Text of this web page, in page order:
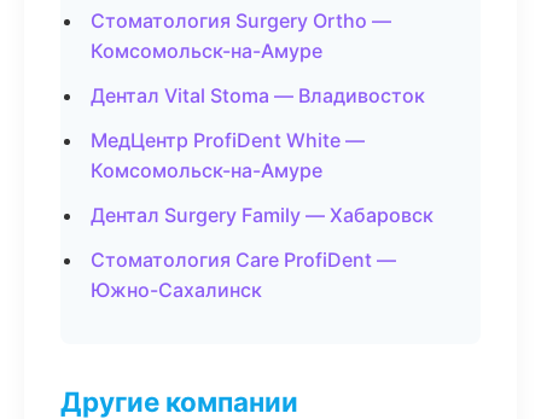
Стоматология Surgery Ortho —
Комсомольск-на-Амуре
Дентал Vital Stoma — Владивосток
МедЦентр ProfiDent White —
Комсомольск-на-Амуре
Дентал Surgery Family — Хабаровск
Стоматология Care ProfiDent —
Южно-Сахалинск
Другие компании